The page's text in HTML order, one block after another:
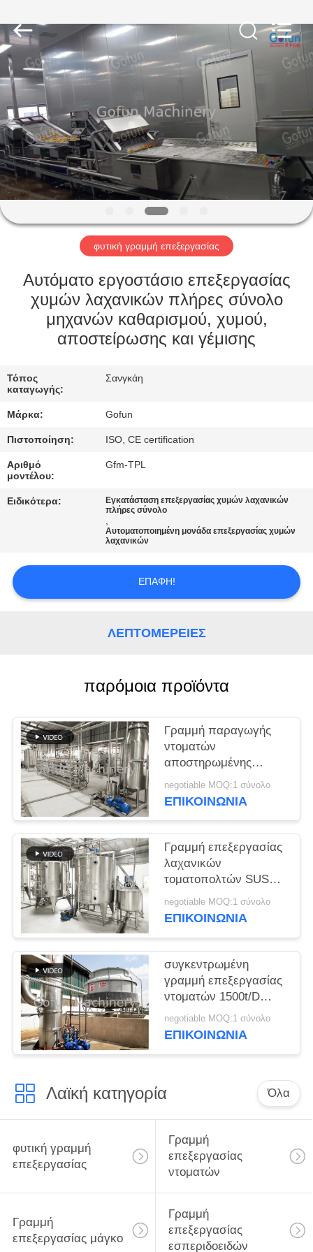
ΣΠΊΤΙ
ΠΡΟΪΌΝΤΑ
ΒΊΝΤΕΟ
ΕΜΦΆΝΙΣΗ
VR
ΠΕΡΊΠΟΥ
ΕΜΕΊΣ
ΓΎΡΟΣ
ΠΟΙΟΤΙΚΌΣ
ΈΛΕΓΧΟΣ
ΜΑΣ
ΕΛΆΤΕ
ΜΕ
ΖΗΤΉΣΤΕ
ΈΝΑ
ΑΠΌΣΠΑΣΜΑ
SITEMAP
ΠΟΛΙΤΙΚΉ
ΑΠΟΡΡΉΤΟΥ
Co.,
Ltd..
All
Rights
Reserved.
φυτική γραμμή επεξεργασίας
Αυτόματο εργοστάσιο επεξεργασίας
χυμών λαχανικών πλήρες σύνολο
μηχανών καθαρισμού, χυμού,
αποστείρωσης και γέμισης
Τόπος
καταγωγής:
Σανγκάη
Μάρκα: Gofun
Πιστοποίηση: ISO, CE certification
Αριθμό
μοντέλου:
Gfm-TPL
Ειδικότερα:
Εγκατάσταση επεξεργασίας χυμών λαχανικών
πλήρες σύνολο
,
Αυτοματοποιημένη μονάδα επεξεργασίας χυμών
λαχανικών
ΕΠΑΦΉ!
ΛΕΠΤΟΜΈΡΕΙΕΣ
παρόμοια προϊόντα
Γραμμή παραγωγής
ντοματών
αποστηρωμένης
πλήρωσης SS304
200T/D
negotiable MOQ:1 σύνολο
ΕΠΙΚΟΙΝΩΝΙΑ
Γραμμή επεξεργασίας
λαχανικών
τοματοπολτών SUS
304 50T/H
negotiable MOQ:1 σύνολο
ΕΠΙΚΟΙΝΩΝΙΑ
συγκεντρωμένη
γραμμή επεξεργασίας
ντοματών 1500t/D
SUS316 ένα στάση
negotiable MOQ:1 σύνολο
ΕΠΙΚΟΙΝΩΝΙΑ
Λαϊκή κατηγορία Όλα
φυτική γραμμή
επεξεργασίας
Γραμμή
επεξεργασίας
ντοματών
Γραμμή
επεξεργασίας μάγκο
Γραμμή
επεξεργασίας
εσπεριδοειδών